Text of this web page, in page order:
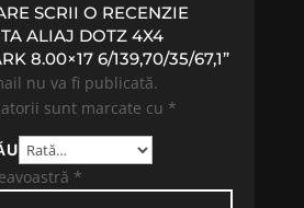
SCRII O RECENZIE
ALIAJ DOTZ 4X4
8.00×17 6/139,70/35/67,1”
nu va fi publicată.
sunt marcate cu *
*